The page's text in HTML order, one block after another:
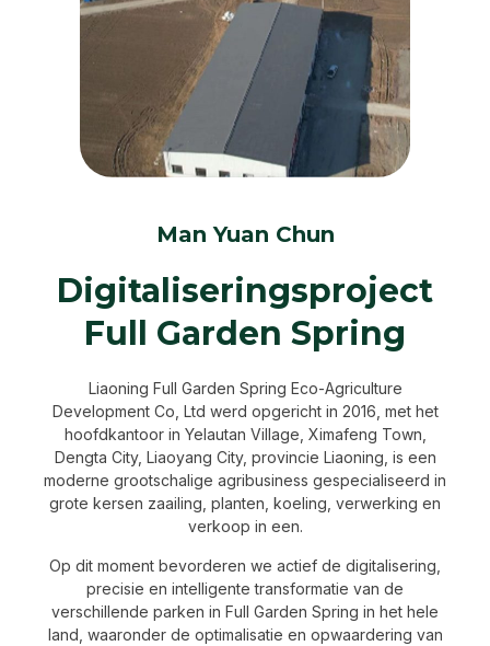
Man Yuan Chun
Digitaliseringsproject
Full Garden Spring
Liaoning Full Garden Spring Eco-Agriculture
Development Co, Ltd werd opgericht in 2016, met het
hoofdkantoor in Yelautan Village, Ximafeng Town,
Dengta City, Liaoyang City, provincie Liaoning, is een
moderne grootschalige agribusiness gespecialiseerd in
grote kersen zaailing, planten, koeling, verwerking en
verkoop in een.
Op dit moment bevorderen we actief de digitalisering,
precisie en intelligente transformatie van de
verschillende parken in Full Garden Spring in het hele
land, waaronder de optimalisatie en opwaardering van